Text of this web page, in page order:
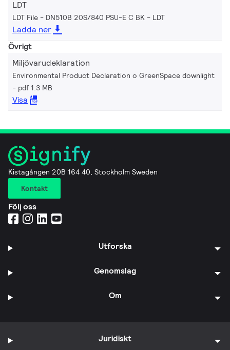
LDT
LDT File - DN510B 20S/840 PSU-E C BK LDT
Ladda ner
Övrigt
Miljövarudeklaration
Environmental Product Declaration o GreenSpace downlight
pdf 1.3 MB
Visa
Kistagången 20B 164 40, Stockholm Sweden
Kontakt
Följ oss
Utforska
Genomslag
Om
Juridiskt